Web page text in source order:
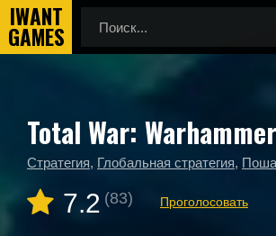
Главная
Новые игры
Total War:
Стратегия, Глобальная стратегия,
7.2 (83) Проголосовать